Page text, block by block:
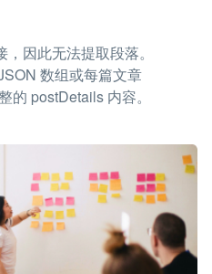
因此无法提取段落。
数组或每篇文章
的 postDetails 内容。